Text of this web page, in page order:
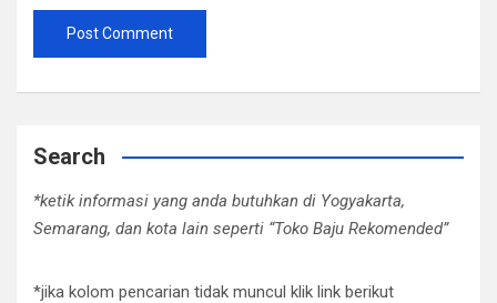
Search
*ketik informasi yang anda butuhkan di Yogyakarta,
Semarang, dan kota lain seperti “Toko Baju Rekomended”
*jika kolom pencarian tidak muncul klik link berikut